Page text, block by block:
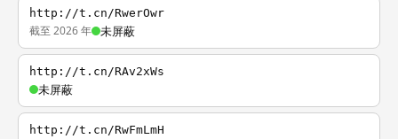
http://t.cn/RwerOwr
截至 2026 年 未屏蔽
http://t.cn/RAv2xWs
未屏蔽
http://t.cn/RwFmLmH